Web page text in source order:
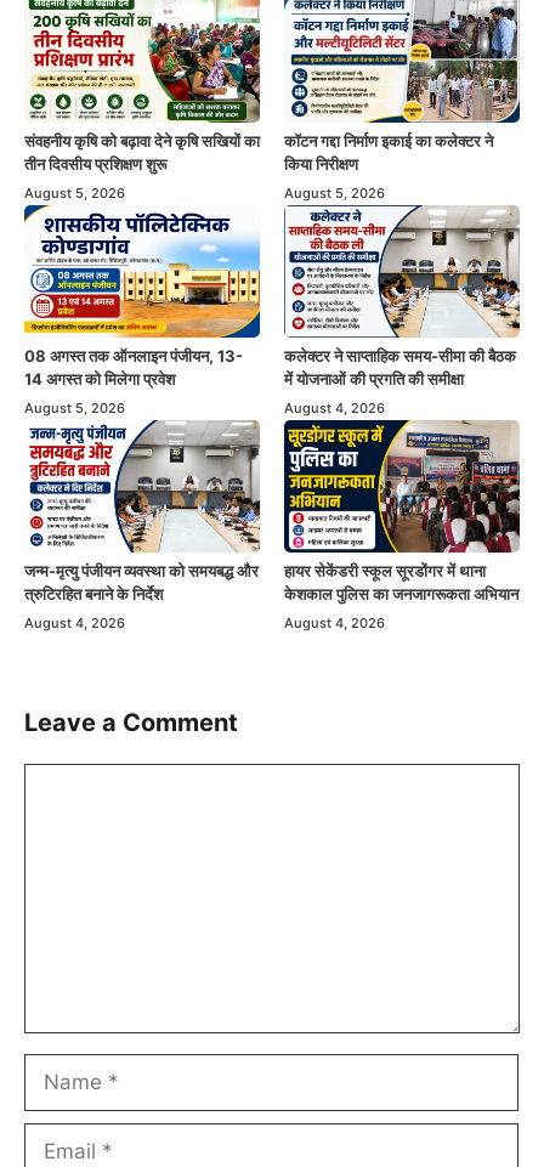
संवहनीय कृषि को बढ़ावा देने कृषि सखियों का
तीन दिवसीय प्रशिक्षण शुरू
August 5, 2026
कॉटन गद्दा निर्माण इकाई का कलेक्टर ने
किया निरीक्षण
August 5, 2026
08 अगस्त तक ऑनलाइन पंजीयन, 13-
14 अगस्त को मिलेगा प्रवेश
August 5, 2026
कलेक्टर ने साप्ताहिक समय-सीमा की बैठक
में योजनाओं की प्रगति की समीक्षा
August 4, 2026
जन्म-मृत्यु पंजीयन व्यवस्था को समयबद्ध और
त्रुटिरहित बनाने के निर्देश
August 4, 2026
हायर सेकेंडरी स्कूल सूरडोंगर में थाना
केशकाल पुलिस का जनजागरूकता अभियान
August 4, 2026
Leave a Comment
Name
Email